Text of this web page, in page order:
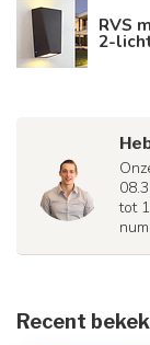
RVS
2-
tot
Recent